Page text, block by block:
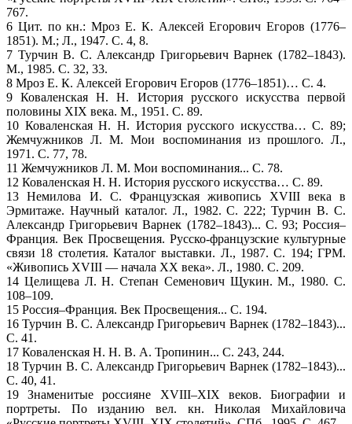
767.
6 Цит. по кн.: Мроз Е. К. Алексей Егорович Егоров (1776–
1851). М.; Л., 1947. С. 4, 8.
7 Турчин В. С. Александр Григорьевич Варнек (1782–1843).
М., 1985. С. 32, 33.
8 Мроз Е. К. Алексей Егорович Егоров (1776–1851)… С. 4.
9 Коваленская Н. Н. История русского искусства первой
половины XIX века. М., 1951. С. 89.
10 Коваленская Н. Н. История русского искусства… С. 89;
Жемчужников Л. М. Мои воспоминания из прошлого. Л.,
1971. С. 77, 78.
11 Жемчужников Л. М. Мои воспоминания... С. 78.
12 Коваленская Н. Н. История русского искусства… С. 89.
13 Немилова И. С. Французская живопись XVIII века в
Эрмитаже. Научный каталог. Л., 1982. С. 222; Турчин В. С.
Александр Григорьевич Варнек (1782–1843)... С. 93; Россия–
Франция. Век Просвещения. Русско-французские культурные
связи 18 столетия. Каталог выставки. Л., 1987. С. 194; ГРМ.
«Живопись XVIII — начала XX века». Л., 1980. С. 209.
14 Целищева Л. Н. Степан Семенович Щукин. М., 1980. С.
108–109.
15 Россия–Франция. Век Просвещения... С. 194.
16 Турчин В. С. Александр Григорьевич Варнек (1782–1843)...
С. 41.
17 Коваленская Н. Н. В. А. Тропинин... С. 243, 244.
18 Турчин В. С. Александр Григорьевич Варнек (1782–1843)...
С. 40, 41.
19 Знаменитые россияне XVIII–XIX веков. Биографии и
портреты. По изданию вел. кн. Николая Михайловича